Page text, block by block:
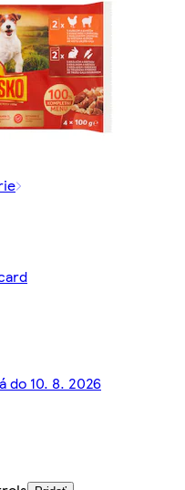
do 10. 8. 2026